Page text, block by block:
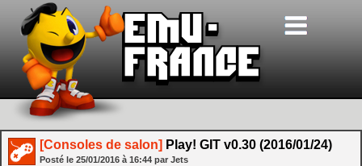
[Consoles de salon] Play! GIT v0.30 (2016/01/24)
Posté le 25/01/2016 à 16:44 par Jets